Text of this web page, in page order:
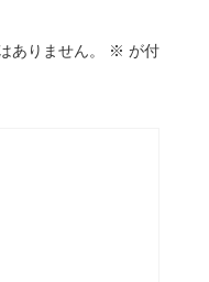
ありません。 ※ が付